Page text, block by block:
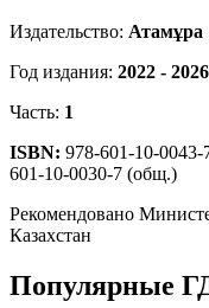
Издательство: Атамұра
Год издания: 2022 - 2026
Часть: 1
ISBN: 978-601-10-
601-10-0030-7 (общ.)
Рекомендовано
Казахстан
Популярные